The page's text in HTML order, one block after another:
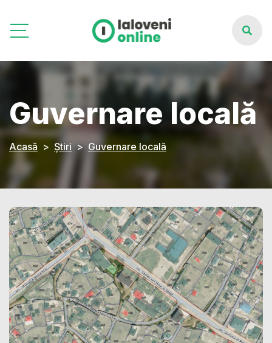
Guvernare locală
Acasă Știri Guvernare locală